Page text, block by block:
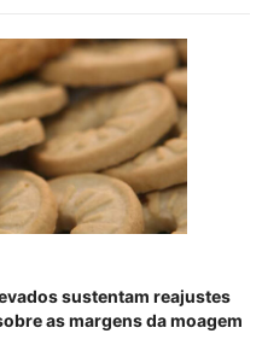
sustentam reajustes
as margens da moagem